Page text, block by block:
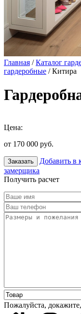
Главная /Каталог
гардеробные / Китира
Цена:
от 170 000 руб.
Заказать Добавить в
замерщика
Получить расчет
Пожалуйста,